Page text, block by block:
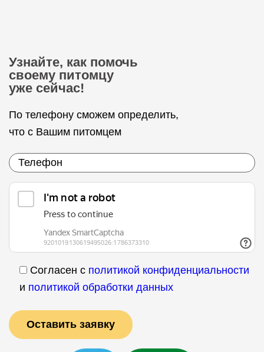
Узнайте, как помочь
своему питомцу
уже сейчас!
По телефону сможем определить,
что с Вашим питомцем
Согласен с политикой конфиденциальности
и политикой обработки данных